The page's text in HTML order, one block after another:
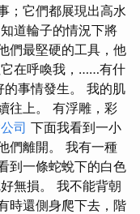
；它們都展現出高水
道輪子的情況下將
們最堅硬的工具，他
在呼喚我，……有什
事情發生。 我的肌
往上。 有浮雕，彩
司 下面我看到一小
們離開。 我有一種
到一條蛇蛻下的白色
無損。 我不能背朝
時還側身爬下去，階